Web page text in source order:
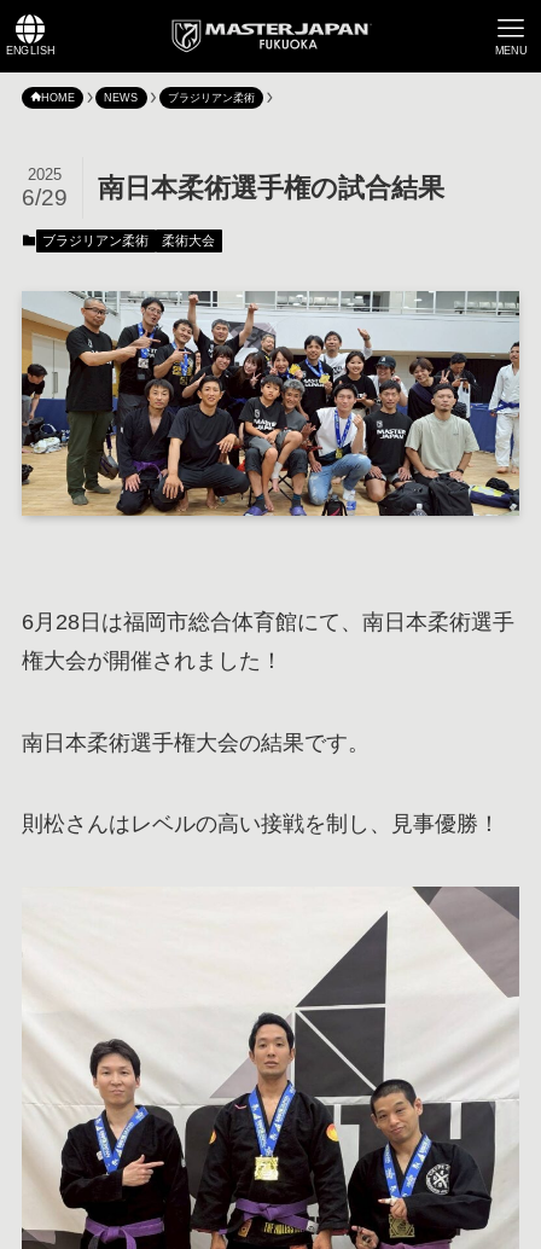
ENGLISH MENU
HOME NEWS ブラジリアン柔術
南日本柔術選手権の試合結果
2025
6/29
ブラジリアン柔術 柔術大会
6月28日は福岡市総合体育館にて、南日本柔術選手
権大会が開催されました！
南日本柔術選手権大会の結果です。
則松さんはレベルの高い接戦を制し、見事優勝！